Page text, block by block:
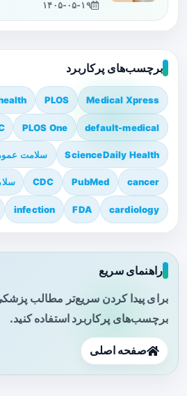
۱۴۰۵-۰۵-۱۹
برچسب‌های پرکاربرد
Medical Xpress
PLOS
default-medical
PLOS One
ScienceDaily Health سلامت
cancer
PubMed
CDC
cardiology
FDA
infection
راهنمای سریع
برای پیدا کردن سریع‌تر مطالب
برچسب‌های پرکاربرد استفاده کنید.
صفحه اصلی